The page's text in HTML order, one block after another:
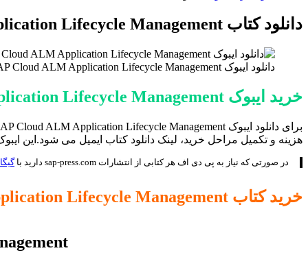
دانلود کتاب SAP Cloud ALM Application Lifecycle Management
دانلود ایبوک SAP Cloud ALM Application Lifecycle Management و خرید کتاب مدیریت چرخه عمر برنامه SAP Cloud ALM متن کامل Download pdf ebook
خرید ایبوک SAP Cloud ALM Application Lifecycle Management
هزینه و تکمیل مراحل خرید، لینک دانلود کتاب ایمیل می شود.این
در صورتی که نیاز به پی دی اف هر کتابی از انتشارات sap-press.com دارید با
خرید کتاب SAP Cloud ALM Application Lifecycle Management